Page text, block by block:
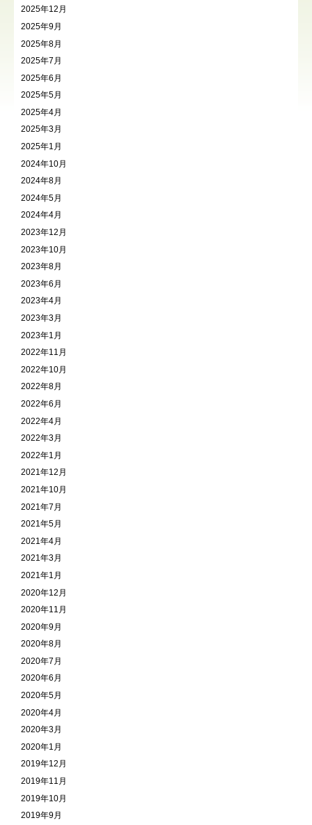
2025年12月
2025年9月
2025年8月
2025年7月
2025年6月
2025年5月
2025年4月
2025年3月
2025年1月
2024年10月
2024年8月
2024年5月
2024年4月
2023年12月
2023年10月
2023年8月
2023年6月
2023年4月
2023年3月
2023年1月
2022年11月
2022年10月
2022年8月
2022年6月
2022年4月
2022年3月
2022年1月
2021年12月
2021年10月
2021年7月
2021年5月
2021年4月
2021年3月
2021年1月
2020年12月
2020年11月
2020年9月
2020年8月
2020年7月
2020年6月
2020年5月
2020年4月
2020年3月
2020年1月
2019年12月
2019年11月
2019年10月
2019年9月